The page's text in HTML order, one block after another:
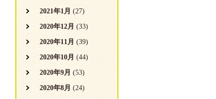
2021年1月 (27)
2020年12月 (33)
2020年11月 (39)
2020年10月 (44)
2020年9月 (53)
2020年8月 (24)